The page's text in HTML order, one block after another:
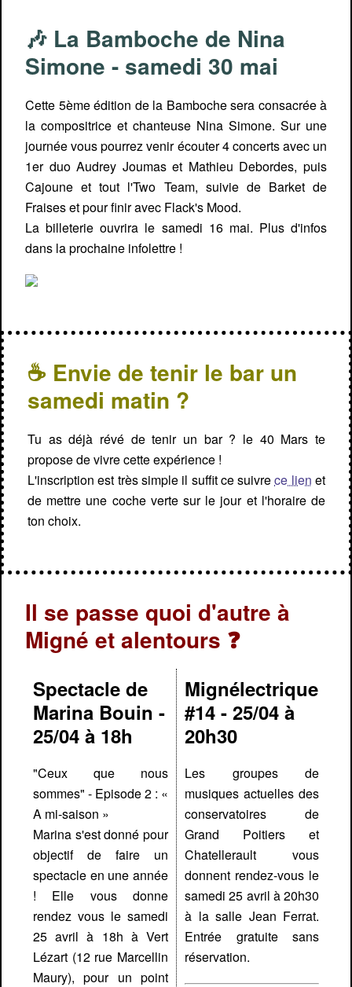
🎶 La Bamboche de Nina
Simone - samedi 30 mai
Cette 5ème édition de la Bamboche sera consacrée à
la compositrice et chanteuse Nina Simone. Sur une
journée vous pourrez venir écouter 4 concerts avec un
1er duo Audrey Joumas et Mathieu Debordes, puis
Cajoune et tout l'Two Team, suivie de Barket de
Fraises et pour finir avec Flack's Mood.
La billeterie ouvrira le samedi 16 mai. Plus d'infos
dans la prochaine infolettre !
☕ Envie de tenir le bar un
samedi matin ?
Tu as déjà révé de tenir un bar ? le 40 Mars te
propose de vivre cette expérience !
L'inscription est très simple il suffit ce suivrece lien et
de mettre une coche verte sur le jour et l'horaire de
ton choix.
Il se passe quoi d'autre à
Migné et alentours ❓
Spectacle de
Marina Bouin -
25/04 à 18h
"Ceux que nous
sommes" - Episode 2 : «
A mi-saison »
Marina s'est donné pour
objectif de faire un
spectacle en une année
! Elle vous donne
rendez vous le samedi
25 avril à 18h à Vert
Lézart (12 rue Marcellin
Maury), pour un point
Mignélectrique
#14 - 25/04 à
20h30
Les groupes de
musiques actuelles des
conservatoires de
Grand Poitiers et
Chatellerault vous
donnent rendez-vous le
samedi 25 avril à 20h30
à la salle Jean Ferrat.
Entrée gratuite sans
réservation.